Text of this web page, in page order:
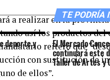
a realizar en la
así los productos del
reiteró que
con sustitución de
de ellos”.
TE PODRÍA
deporte y El Mercado
continuará este
Taller de Artes y